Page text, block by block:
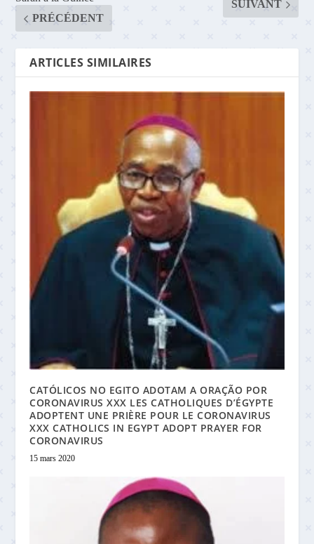
PRÉCÉDENT
SUIVANT
ARTICLES SIMILAIRES
CATÓLICOS NO EGITO ADOTAM A ORAÇÃO POR
CORONAVIRUS XXX LES CATHOLIQUES D’ÉGYPTE
ADOPTENT UNE PRIÈRE POUR LE CORONAVIRUS
XXX CATHOLICS IN EGYPT ADOPT PRAYER FOR
CORONAVIRUS
15 mars 2020